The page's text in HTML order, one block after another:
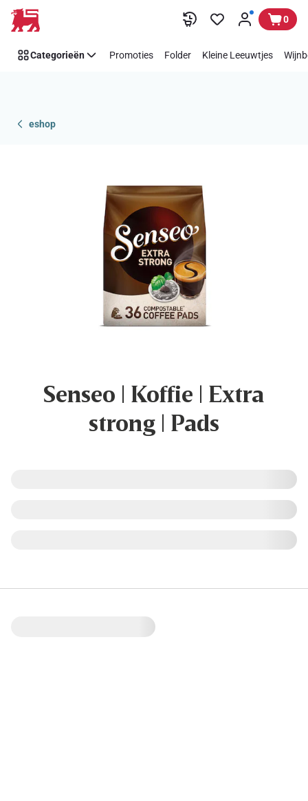
Overslaan 0
Categorieën Promoties Folder Kleine Leeuwtjes
eshop
Senseo | Koffie | Extra
strong | Pads